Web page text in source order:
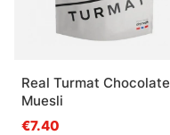
Real Turmat Chocolate
Muesli
€7.40